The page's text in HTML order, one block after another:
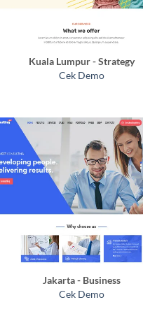
Kuala Lumpur - Strategy
Cek Demo
Jakarta - Business
Cek Demo